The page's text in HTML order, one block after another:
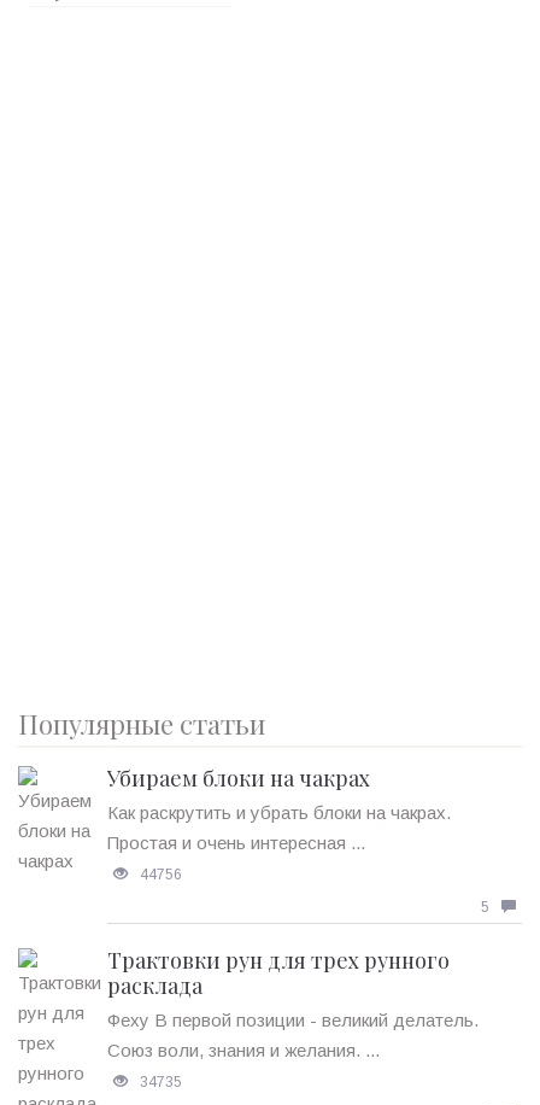
Популярные статьи
Убираем блоки на чакрах
Как раскрутить и убрать блоки на чакрах.
Простая и очень интересная ...
44756
5
Трактовки рун для трех рунного
расклада
Феху В первой позиции - великий делатель.
Союз воли, знания и желания. ...
34735